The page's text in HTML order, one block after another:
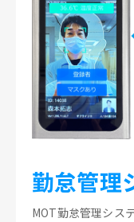
勤怠管理
MOT勤怠管理シス